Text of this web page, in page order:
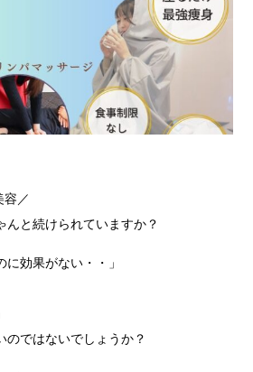
容／
んと続けられていますか？
に効果がない・・」
のではないでしょうか？